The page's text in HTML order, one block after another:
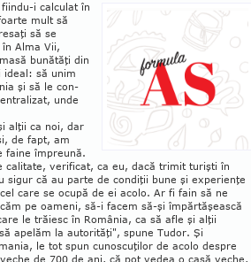
i calculat în
mult să
să se
Alma Vii,
bunătăţi din
ideal: să unim
şi să le con­
unde
alţii ca noi, dar
de fapt, am
faine împreună.
calitate, verificat, ca eu, dacă trimit turişti în
sigur că au parte de condiţii bune şi experienţe
care se ocupă de ei acolo. Ar fi fain să ne
pe oameni, să-i facem să-şi împărtăşească
le tră­iesc în România, ca să afle şi alţii
ape­lăm la autorităţi", spune Tudor. Şi
le tot spun cunos­cuţilor de acolo despre
de 700 de ani, că pot vedea o casă veche,